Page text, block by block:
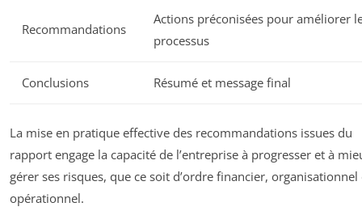
Recommandations
Actions préconisées pour améliorer
processus
Conclusions Résumé et message final
La mise en pratique effective des recommandations issues du
rapport engage la capacité de l’entreprise à progresser et à
gérer ses risques, que ce soit d’ordre financier, organisationnel
opérationnel.